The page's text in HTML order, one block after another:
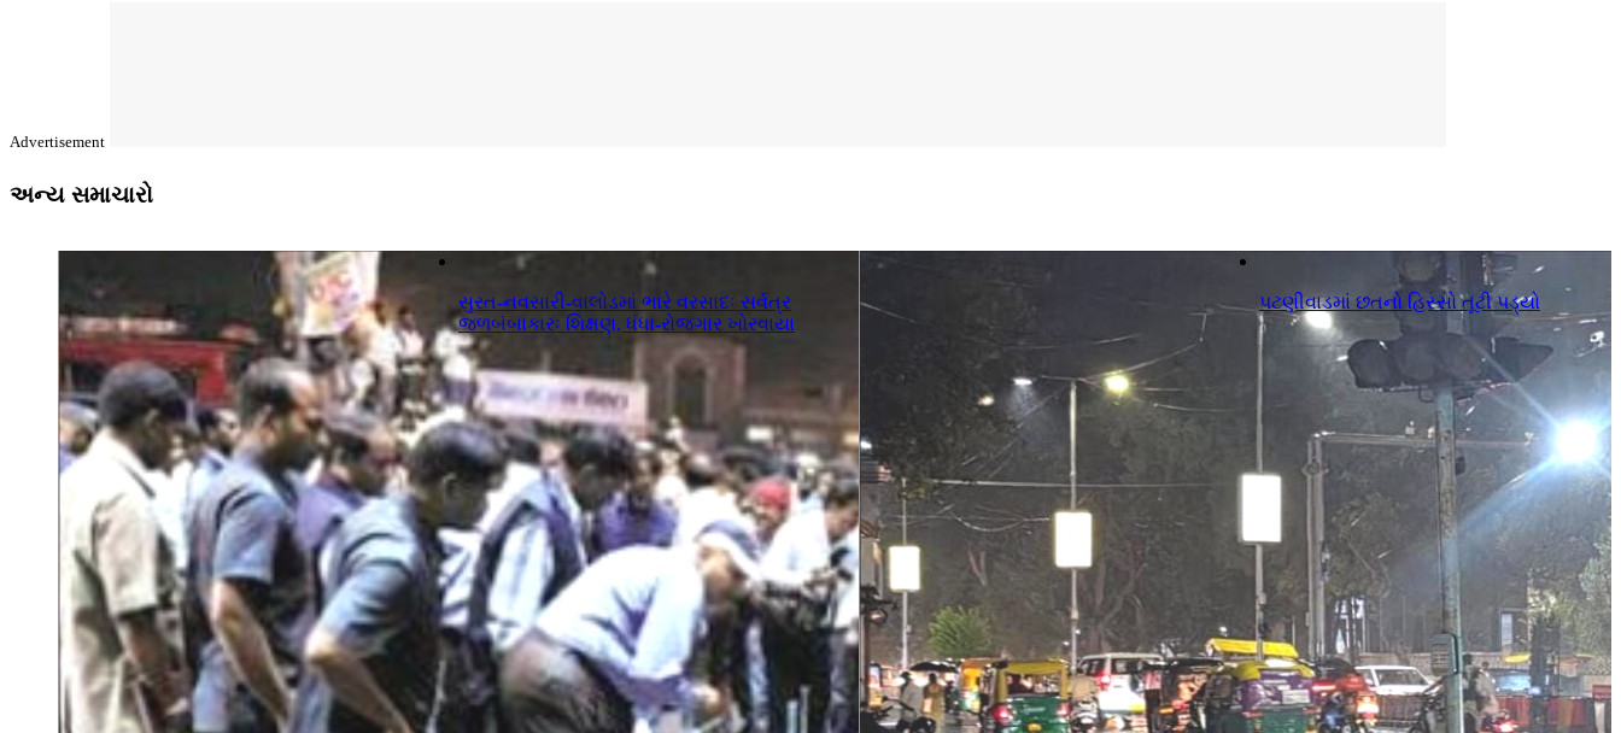
Advertisement
અન્ય સમાચારો
સુરત-નવસારી-વાલોડમાં ભારે વરસાદઃ સર્વત્ર
જળબંબાકારઃ શિક્ષણ, ધંધા-રોજગાર ખોરવાયા
પટણીવાડમાં છતનો હિસ્સો તૂટી પડ્યો